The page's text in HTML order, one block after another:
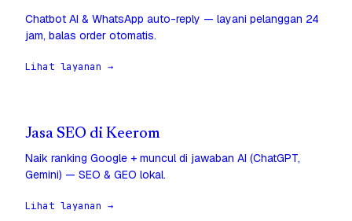
Chatbot AI & WhatsApp auto-reply — layani pelanggan 24
jam, balas order otomatis.
Lihat layanan →
Jasa SEO di Keerom
Naik ranking Google + muncul di jawaban AI (ChatGPT,
Gemini) — SEO & GEO lokal.
Lihat layanan →